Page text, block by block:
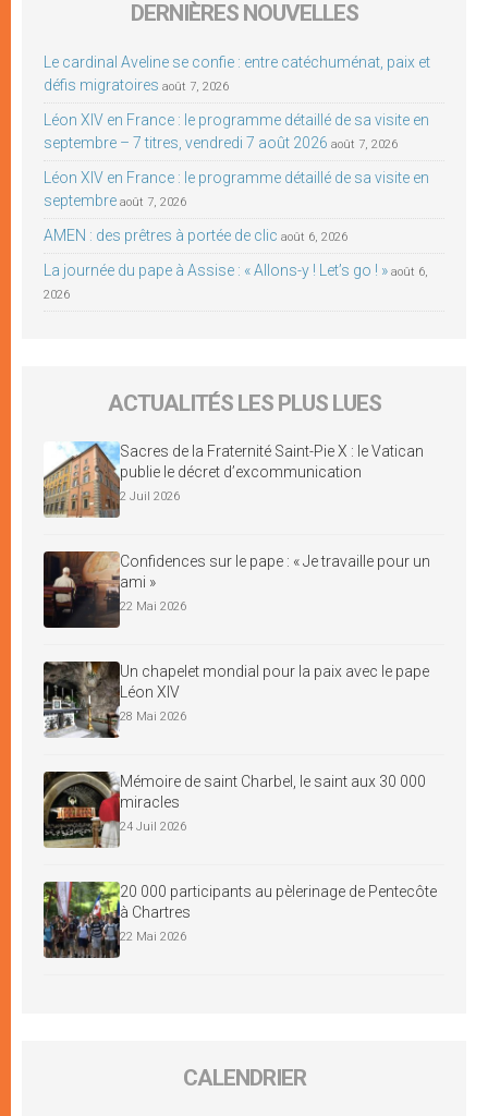
DERNIÈRES NOUVELLES
Le cardinal Aveline se confie : entre catéchuménat, paix et
défis migratoires août 7, 2026
Léon XIV en France : le programme détaillé de sa visite en
septembre – 7 titres, vendredi 7 août 2026 août 7, 2026
Léon XIV en France : le programme détaillé de sa visite en
septembre août 7, 2026
AMEN : des prêtres à portée de clic août 6, 2026
La journée du pape à Assise : « Allons-y ! Let’s go ! » août 6,
2026
ACTUALITÉS LES PLUS LUES
Sacres de la Fraternité Saint-Pie X : le Vatican
publie le décret d’excommunication
2 Juil 2026
Confidences sur le pape : « Je travaille pour un
ami »
22 Mai 2026
Un chapelet mondial pour la paix avec le pape
Léon XIV
28 Mai 2026
Mémoire de saint Charbel, le saint aux 30 000
miracles
24 Juil 2026
20 000 participants au pèlerinage de Pentecôte
à Chartres
22 Mai 2026
CALENDRIER